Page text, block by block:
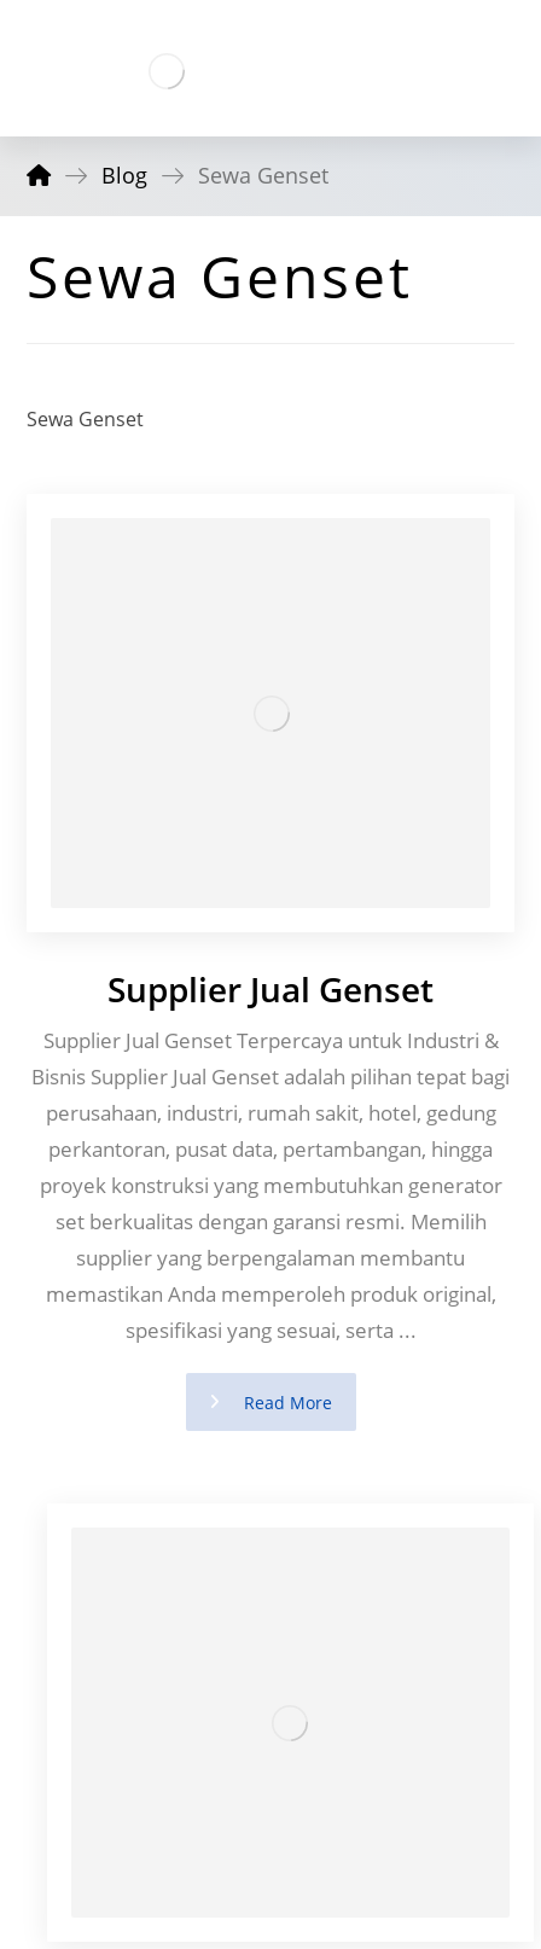
Blog Sewa Genset
Sewa Genset
Sewa Genset
Supplier Jual Genset
Supplier Jual Genset Terpercaya untuk Industri &
Bisnis Supplier Jual Genset adalah pilihan tepat bagi
perusahaan, industri, rumah sakit, hotel, gedung
perkantoran, pusat data, pertambangan, hingga
proyek konstruksi yang membutuhkan generator
set berkualitas dengan garansi resmi. Memilih
supplier yang berpengalaman membantu
memastikan Anda memperoleh produk original,
spesifikasi yang sesuai, serta ...
Read More